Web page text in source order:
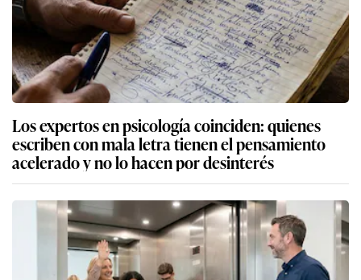
Los expertos en psicología coinciden: quienes
escriben con mala letra tienen el pensamiento
acelerado y no lo hacen por desinterés